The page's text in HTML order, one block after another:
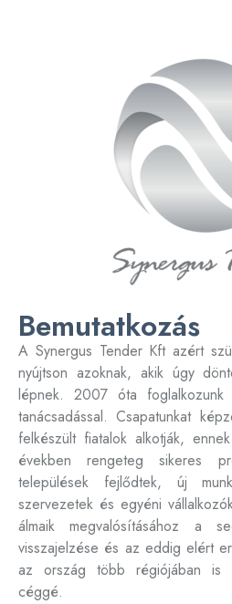
Bemutatkozás
A Synergus Tender Kft azért
nyújtson azoknak, akik úgy
lépnek. 2007 óta foglalkozunk
tanácsadással. Csapatunkat
felkészült fiatalok alkotják,
években rengeteg sikeres
települések fejlődtek, új
szervezetek és egyéni
álmaik megvalósításához a
visszajelzése és az eddig elért
az ország több régiójában is
céggé.